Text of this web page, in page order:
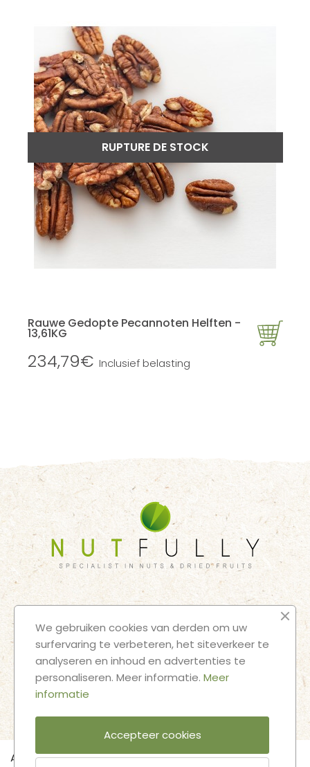
Aantal
RUPTURE DE STOCK
Rauwe Gedopte Pecannoten Helften -
13,61KG
234,79€ Inclusief belasting
HOME
JURIDISCHE KENNISGEVINGEN
ALGEMENE VOORWAARDEN
VOLG ONZE AVONTUREN
We gebruiken cookies van derden om uw
surfervaring te verbeteren, het siteverkeer te
analyseren en inhoud en advertenties te
personaliseren. Meer informatie. Meer
informatie
Accepteer cookies